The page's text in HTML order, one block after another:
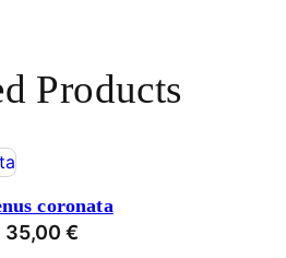
Products
coronata
35,00 €